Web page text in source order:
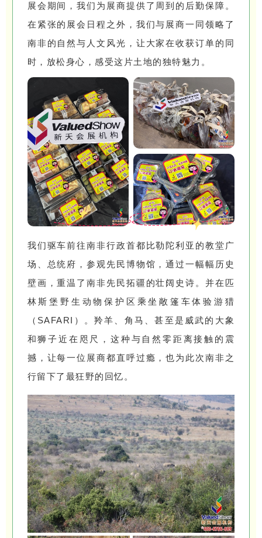
展会期间，我们为展商提供了周到的后勤保障。
在紧张的展会日程之外，我们与展商一同领略了
南非的自然与人文风光，让大家在收获订单的同
时，放松身心，感受这片土地的独特魅力。
我们驱车前往南非行政首都比勒陀利亚的教堂广
场、总统府，参观先民博物馆，通过一幅幅历史
壁画，重温了南非先民拓疆的壮阔史诗。并在匹
林斯堡野生动物保护区乘坐敞篷车体验游猎
（SAFARI）。羚羊、角马、甚至是威武的大象
和狮子近在咫尺，这种与自然零距离接触的震
撼，让每一位展商都直呼过瘾，也为此次南非之
行留下了最狂野的回忆。